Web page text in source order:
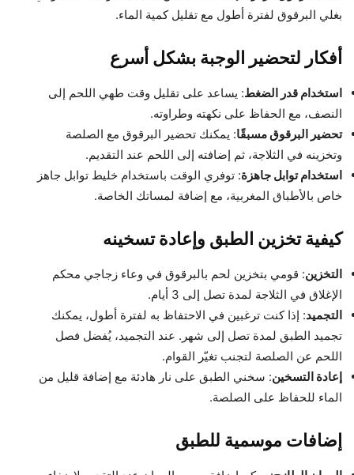
بغلي البرقوق لفترة أطول مع تقليل كمية الماء.
أفكار لتحضير الوجبة بشكل أسرع
استخدام قدر الضغط: يساعد على تقليل وقت طهي اللحم إلى
النصف، مع الحفاظ على نكهته وطراوته.
تحضير البرقوق مسبقًا: يمكنك تحضير البرقوق مع الصلصة
وتخزينه في الثلاجة، ثم إضافته إلى اللحم عند التقديم.
استخدام توابل جاهزة: توفري الوقت باستخدام خليط توابل جاهز
خاص بالأطباق المغربية، مع إضافة لمساتك الخاصة.
كيفية تخزين الطبق وإعادة تسخينه
التخزين: قومي بتخزين لحم بالبرقوق في وعاء زجاجي محكم
الإغلاق في الثلاجة لمدة تصل إلى 3 أيام.
التجميد: إذا كنت ترغبين في الاحتفاظ به لفترة أطول، يمكنك
تجميد الطبق لمدة تصل إلى شهر. عند التجميد، يُفضل فصل
اللحم عن الصلصة لتجنب تغيّر القوام.
إعادة التسخين: سخني الطبق على نار هادئة مع إضافة قليل من
الماء للحفاظ على الصلصة.
إضافات موسمية للطبق